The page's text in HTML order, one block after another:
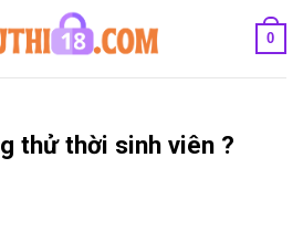
0
thử thời sinh viên ?